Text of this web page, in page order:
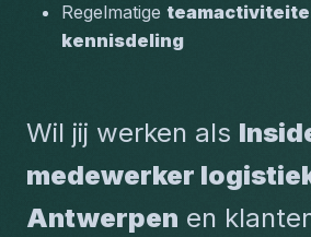
Regelmatige
kennisdeling
Wil jij werken als
medewerker
Antwerpen en